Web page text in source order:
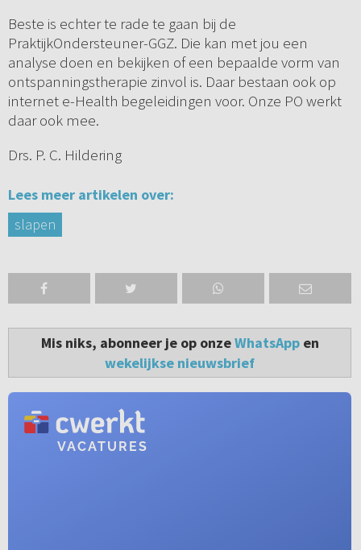
Beste is echter te rade te gaan bij de
PraktijkOndersteuner-GGZ. Die kan met jou een
analyse doen en bekijken of een bepaalde vorm van
ontspanningstherapie zinvol is. Daar bestaan ook op
internet e-Health begeleidingen voor. Onze PO werkt
daar ook mee.
Drs. P. C. Hildering
Lees meer artikelen over:
slapen
Mis niks, abonneer je op onzeWhatsAppen
wekelijkse nieuwsbrief